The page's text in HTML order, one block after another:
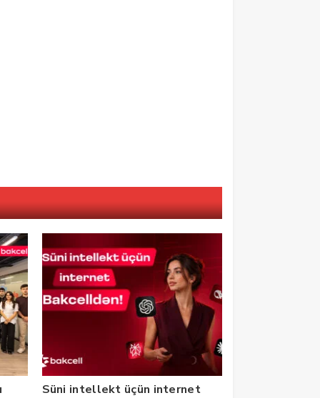
Süni intellekt üçün internet